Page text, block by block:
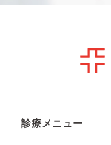
診療メニュー